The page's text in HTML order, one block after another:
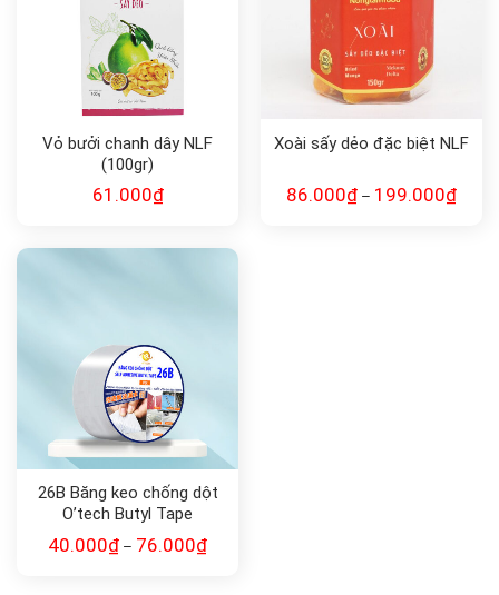
Vỏ bưởi chanh dây NLF
(100gr)
61.000₫
Xoài sấy dẻo đặc biệt NLF
86.000₫ – 199.000₫
26B Băng keo chống dột
O’tech Butyl Tape
40.000₫ – 76.000₫